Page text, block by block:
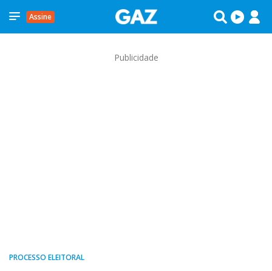
Assine
Publicidade
PROCESSO ELEITORAL